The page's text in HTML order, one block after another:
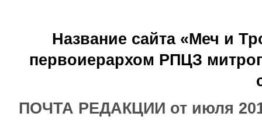
Название сайта «Меч и
первоиерархом РПЦЗ
ПОЧТА РЕДАКЦИИ от июля